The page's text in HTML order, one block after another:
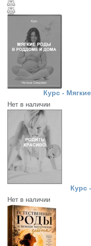
Курс -
Нет в наличии
Курс
Нет в наличии